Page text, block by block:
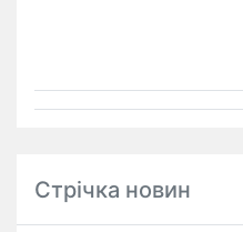
Стрічка новин